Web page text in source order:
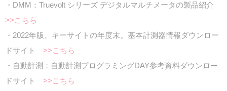
・DMM：Truevolt シリーズ デジタルマルチメータの製品紹介
>>こちら
・2022年版、キーサイトの年度末。基本計測器情報ダウンロー
ドサイト >>こちら
・自動計測：自動計測プログラミングDAY参考資料ダウンロー
ドサイト >>こちら